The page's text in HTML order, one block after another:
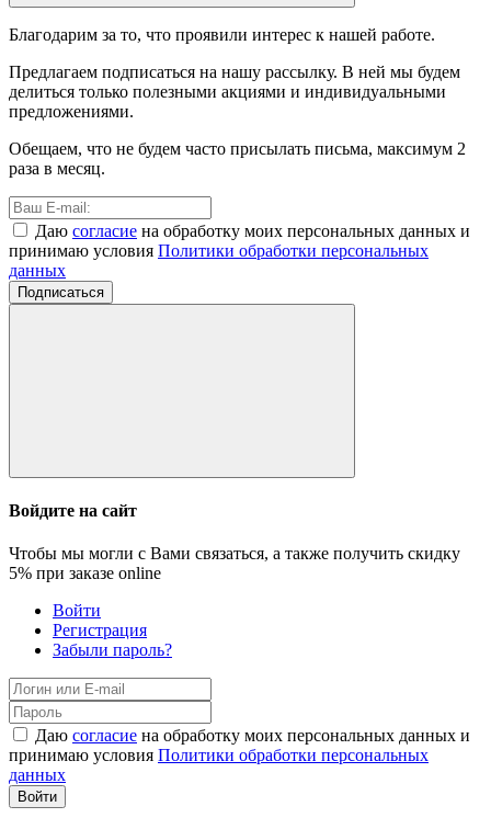
Благодарим за то, что проявили интерес к нашей работе.
Предлагаем подписаться на нашу рассылку. В ней мы будем
делиться только полезными акциями и индивидуальными
предложениями.
Обещаем, что не будем часто присылать письма, максимум 2
раза в месяц.
Даю согласие на обработку моих персональных данных и
принимаю условия Политики обработки персональных
данных
Подписаться
Войдите на сайт
Чтобы мы могли с Вами связаться, а также получить скидку
5% при заказе online
Войти
Регистрация
Забыли пароль?
Даю согласие на обработку моих персональных данных и
принимаю условия Политики обработки персональных
данных
Войти